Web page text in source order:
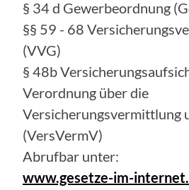
§ 34 d Gewerbeordnung
§§ 59 - 68
(VVG)
§ 48b
Verordnung über die
Versicherungsvermittlung
(VersVermV)
Abrufbar unter:
www.gesetze-im-